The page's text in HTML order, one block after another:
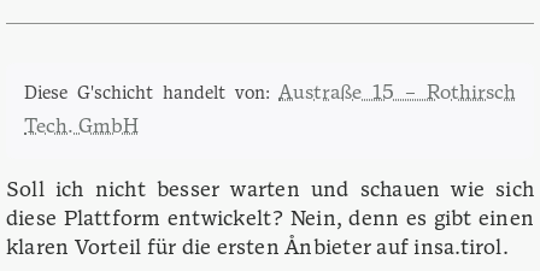
Diese G'schicht handelt von:Austraße 15 – Rothirsch
Tech. GmbH
Soll ich nicht besser warten und schauen wie sich
diese Plattform entwickelt? Nein, denn es gibt einen
klaren Vorteil für die ersten Ånbieter auf insa.tirol.